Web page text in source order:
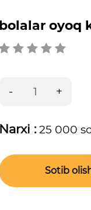
bolalar oyoq
Narxi :25 000
Sotib